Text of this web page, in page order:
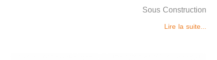
Sous Construction
Lire la suite...